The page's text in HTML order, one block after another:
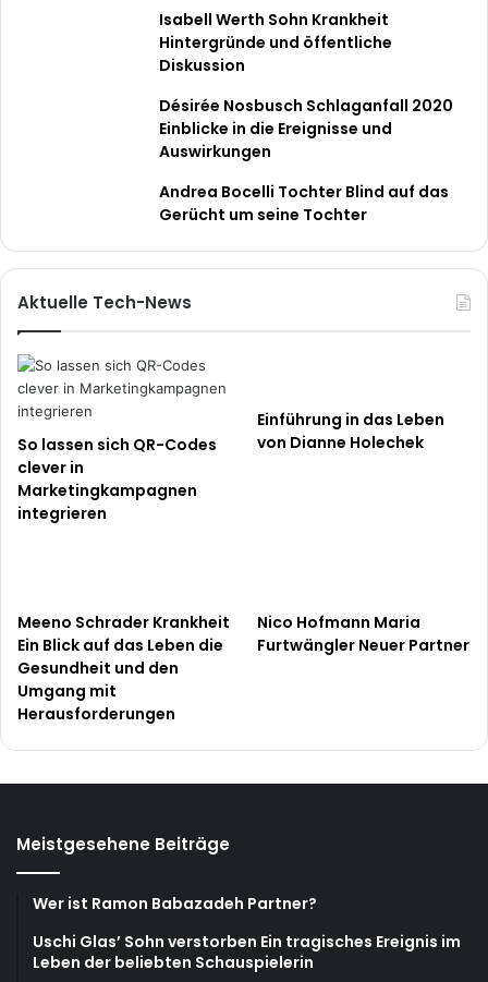
Isabell Werth Sohn Krankheit
Hintergründe und öffentliche
Diskussion
Désirée Nosbusch Schlaganfall 2020
Einblicke in die Ereignisse und
Auswirkungen
Andrea Bocelli Tochter Blind auf das
Gerücht um seine Tochter
Aktuelle Tech-News
So lassen sich QR-Codes
clever in
Marketingkampagnen
integrieren
Einführung in das Leben
von Dianne Holechek
Meeno Schrader Krankheit
Ein Blick auf das Leben die
Gesundheit und den
Umgang mit
Herausforderungen
Nico Hofmann Maria
Furtwängler Neuer Partner
Meistgesehene Beiträge
Wer ist Ramon Babazadeh Partner?
Uschi Glas’ Sohn verstorben Ein tragisches Ereignis im
Leben der beliebten Schauspielerin